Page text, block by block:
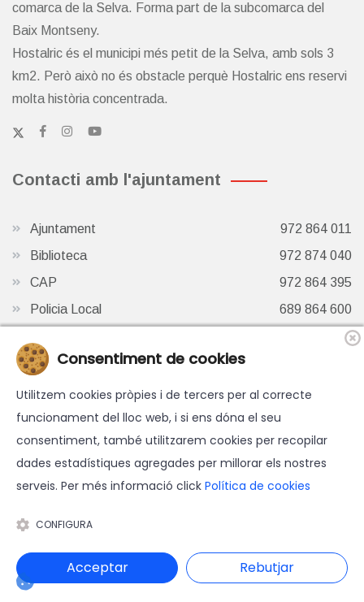
comarca de la Selva. Forma part de la subcomarca del
Baix Montseny.
Hostalric és el municipi més petit de la Selva, amb sols 3
km2. Però això no és obstacle perquè Hostalric ens reservi
molta història concentrada.
Contacti amb l'ajuntament
Ajuntament
972 864 011
Biblioteca
972 874 040
CAP
972 864 395
Policia Local
689 864 600
972 87 41 65
© 2026 Ajuntament d'Hostalric - Tots els drets reservats.
Avís legal
Disseny web i programació: Blaupixel.com
Consentiment de cookies
Utilitzem cookies pròpies i de tercers per al correcte
funcionament del lloc web, i si ens dóna el seu
consentiment, també utilitzarem cookies per recopilar
dades estadístiques agregades per millorar els nostres
serveis. Per més informació click Política de cookies
CONFIGURA
Acceptar Rebutjar